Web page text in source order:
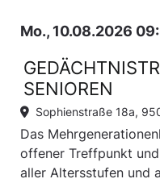
Mo., 10.08.2026
SENIOREN
Sophienstraße 18a,
Das
offener Treffpunkt
aller Altersstufen und